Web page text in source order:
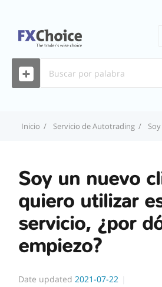
Inicio Servicio de Autotrading
Soy un nuevo
quiero utilizar
servicio, ¿por
empiezo?
Date updated 2021-07-22